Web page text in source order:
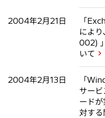
2004年2月21日
「
によ
002)
いて
2004年2月13日
「
サー
ード
対する